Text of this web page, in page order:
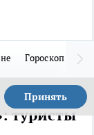
Гороскоп
Принять
туристы